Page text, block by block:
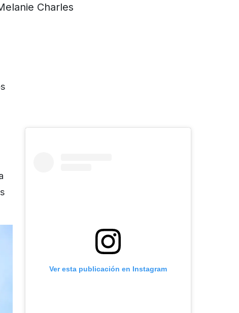
Charles
Ver esta publicación en Instagram